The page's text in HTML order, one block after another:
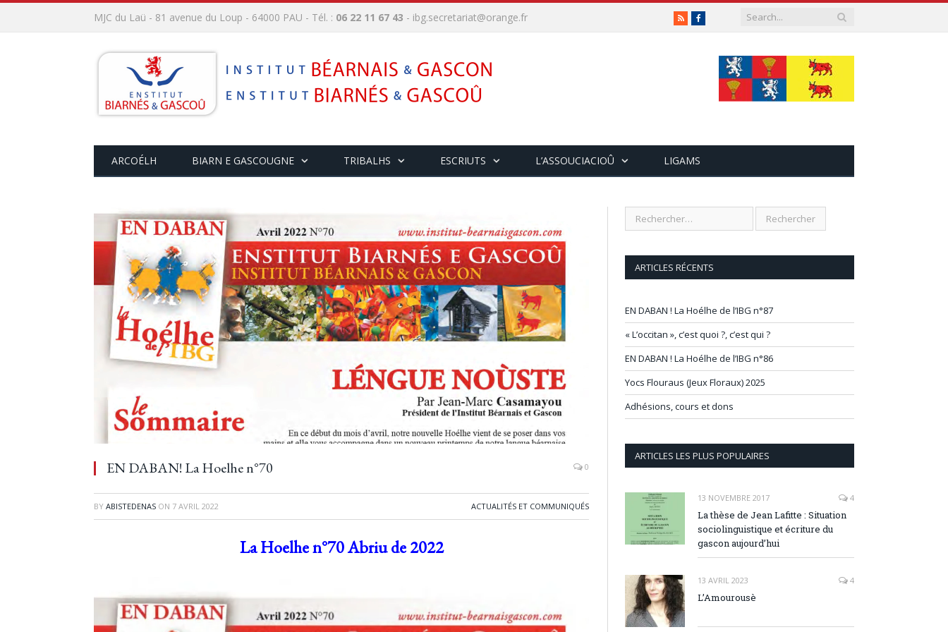
MJC du Laü - 81 avenue du Loup - 64000 PAU - Tél. : 06 22 11 67 43 - ibg.secretariat@orange.fr RSSFacebook
ARCOÉLH BIARN E GASCOUGNE TRIBALHS ESCRIUTS L’ASSOUCIACIOÛ LIGAMS
EN DABAN! La Hoelhe n°70 0
BY ABISTEDENAS ON 7 AVRIL 2022 ACTUALITÉS ET COMMUNIQUÉS
La Hoelhe n°70 Abriu de 2022
ARTICLES RÉCENTS
EN DABAN ! La Hoélhe de l’IBG n°87
« L’occitan », c’est quoi ?, c’est qui ?
EN DABAN ! La Hoélhe de l’IBG n°86
Yocs Flouraus (Jeux Floraux) 2025
Adhésions, cours et dons
ARTICLES LES PLUS POPULAIRES
13 NOVEMBRE 2017 4
La thèse de Jean Lafitte : Situation
sociolinguistique et écriture du
gascon aujourd’hui
13 AVRIL 2023 4
L’Amourousè